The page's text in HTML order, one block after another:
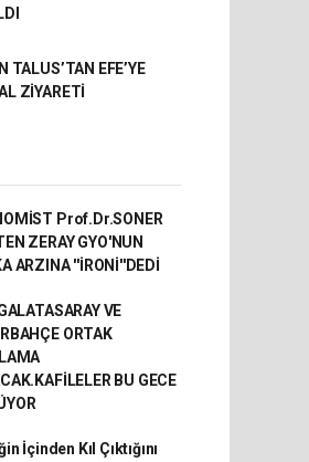
TALUS’TAN EFE’YE
ZİYARETİ
Prof.Dr.SONER
ZERAY GYO'NUN
ARZINA ''İRONİ''DEDİ
VE
ORTAK
BU GECE
İçinden Kıl Çıktığını